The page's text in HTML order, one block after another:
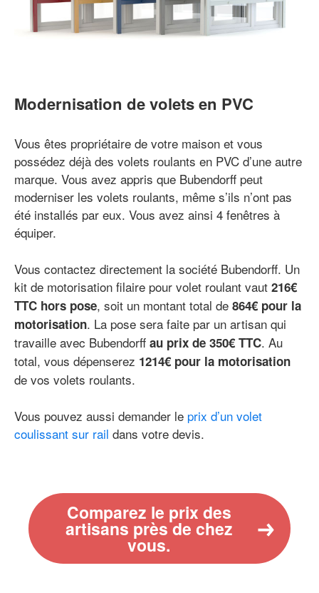
Modernisation de volets en PVC
Vous êtes propriétaire de votre maison et vous
possédez déjà des volets roulants en PVC d’une autre
marque. Vous avez appris que Bubendorff peut
moderniser les volets roulants, même s’ils n’ont pas
été installés par eux. Vous avez ainsi 4 fenêtres à
équiper.
Vous contactez directement la société Bubendorff. Un
kit de motorisation filaire pour volet roulant vaut 216€
TTC hors pose, soit un montant total de 864€ pour la
motorisation. La pose sera faite par un artisan qui
travaille avec Bubendorff au prix de 350€ TTC. Au
total, vous dépenserez 1214€ pour la motorisation
de vos volets roulants.
Vous pouvez aussi demander le prix d’un volet
coulissant sur rail dans votre devis.
Comparez le prix des
artisans près de chez
vous.